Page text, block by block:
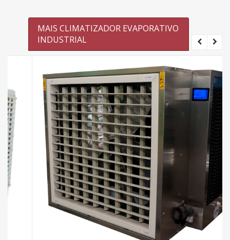
MAIS CLIMATIZADOR EVAPORATIVO
INDUSTRIAL